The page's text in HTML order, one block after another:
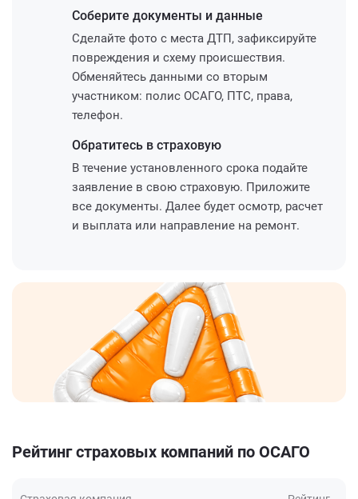
Соберите документы и данные
Сделайте фото с места ДТП, зафиксируйте
повреждения и схему происшествия.
Обменяйтесь данными со вторым
участником: полис ОСАГО, ПТС, права,
телефон.
Обратитесь в страховую
В течение установленного срока подайте
заявление в свою страховую. Приложите
все документы. Далее будет осмотр, расчет
и выплата или направление на ремонт.
Рейтинг страховых компаний по ОСАГО